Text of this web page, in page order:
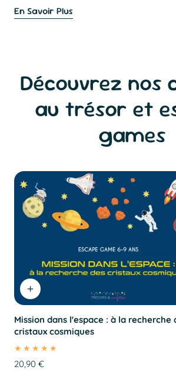
En Savoir Plus
Découvrez nos
au trésor et
games
Mission dans l'espace : à la recherche
cristaux cosmiques
Prix
20,90 €